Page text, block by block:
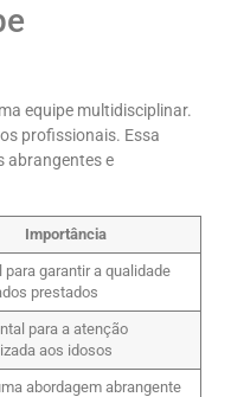
equipe multidisciplinar.
profissionais. Essa
abrangentes e
Importância
para garantir a qualidade
prestados
para a atenção
aos idosos
abordagem abrangente